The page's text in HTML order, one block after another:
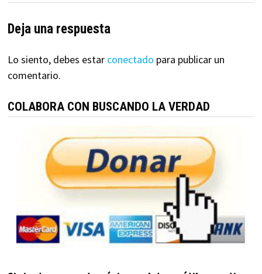
Deja una respuesta
Lo siento, debes estar conectado para publicar un
comentario.
COLABORA CON BUSCANDO LA VERDAD